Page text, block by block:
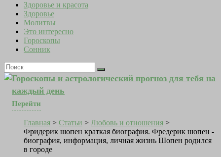
Здоровье и красота
Здоровье
Молитвы
Это интересно
Гороскопы
Сонник
Гороскопы и астрологический прогноз для тебя на
каждый день
Перейти
Главная > Статьи > Любовь и отношения >
Фридерик шопен краткая биография. Фредерик шопен -
биография, информация, личная жизнь Шопен родился
в городе